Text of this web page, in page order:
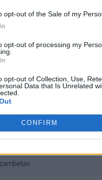
opt-out of the Sale of my
opt-out of processing my
opt-out of Collection, Use,
Data that Is Unrelated
CONFIRM
od października
około 1-1,5 roku.
wyniki. Na plus
Cup czy też awans
przegrywając
nie rezygnuje z CS:GO.
tak: